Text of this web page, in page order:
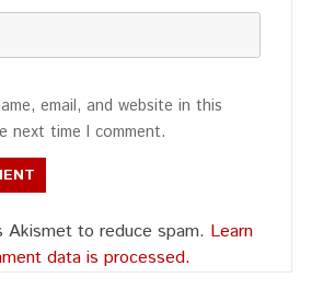
email, and website in this
next time I comment.
Akismet to reduce spam. Learn
data is processed.